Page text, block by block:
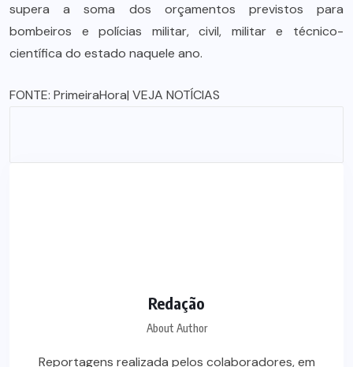
supera a soma dos orçamentos previstos para
bombeiros e polícias militar, civil, militar e técnico-
científica do estado naquele ano.
FONTE: PrimeiraHora| VEJA NOTÍCIAS
Redação
About Author
Reportagens realizada pelos colaboradores, em